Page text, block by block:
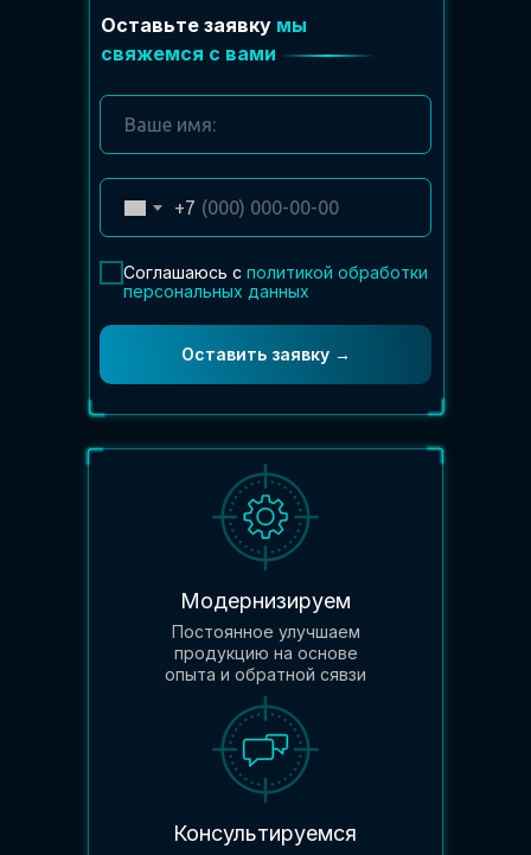
Оставьте заявку мы
свяжемся с вами
+7
Соглашаюсь с политикой обработки
персональных данных
Оставить заявку →
Модернизируем
Постоянное улучшаем
продукцию на основе
опыта и обратной сявзи
Консультируемся